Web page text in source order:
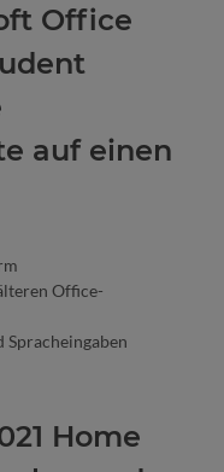
Office
auf einen
Office-
Spracheingaben
Home